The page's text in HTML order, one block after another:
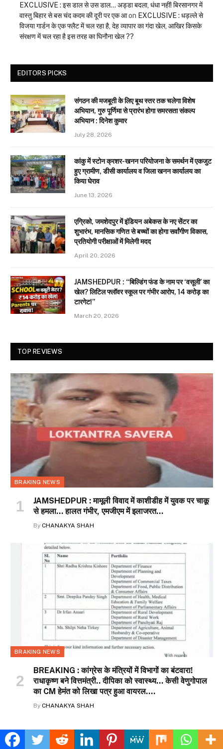
EXCLUSIVE : इस डाल से उस डाल… अड्डा बदला, धंधा नहीं! बिरसानगर में
वास्तु बिहार से बस चंद कदम की दूरी पर एक आon EXCLUSIVE : धड़ल्ले से
विजया गार्डन के एक फ्लैट में चल रहा है, देह व्यापार का गंदा खेल, आखिर किसके
संरक्षण में चल रहा है इस तरह का घिनौना खेल ??
EDITORS PICKS
संगठन की मजबूती के लिए बूथ स्तर तक चलेगा विशेष
अभियान, गुरु पूर्णिमा से प्रारंभ होगा समरसता संकल्प
अभियान : दिनेश कुमार
July 28, 2026
कांकु में स्टोन क्रशर-खनन परियोजना के समर्थन में एकजुट
हुए ग्रामीण, डीसी कार्यालय व जिला खनन कार्यालय का
किया घेराव
June 13, 2026
एग्रिको, जमशेदपुर में इंडियन अबेकस के नए सेंटर का
शुभारंभ, मानसिक गणित से बच्चों का होगा सर्वांगीण विकास,
प्रतियोगी परीक्षाओं में मिलेगी मदद
April 20, 2026
JAMSHEDPUR : “बिल्डिंग फंड के नाम पर ‘वसूली’ का
खेल? लिटिल फ्लॉवर स्कूल पर गंभीर आरोप, 14 करोड़ का
टारगेट!”
March 20, 2026
TOP REVIEWS
BRAKING NEWS
JAMSHEDPUR : मामूली विवाद में काशीडीह में युवक पर चाकू
से हमला… हालत गंभीर, एमजीएम में इलाजरत…
By CHANAKYA SHAH
BRAKING NEWS
BREAKING : कांग्रेस के मंत्रियों में विभागों का बंटवारा!
राधाकृष्ण बने वित्तमंत्री.. दीपिका को स्वास्थ्य… केसी वेणुगोपाल
का CM हेमंत को लिखा पत्र हुआ वायरल….
By CHANAKYA SHAH